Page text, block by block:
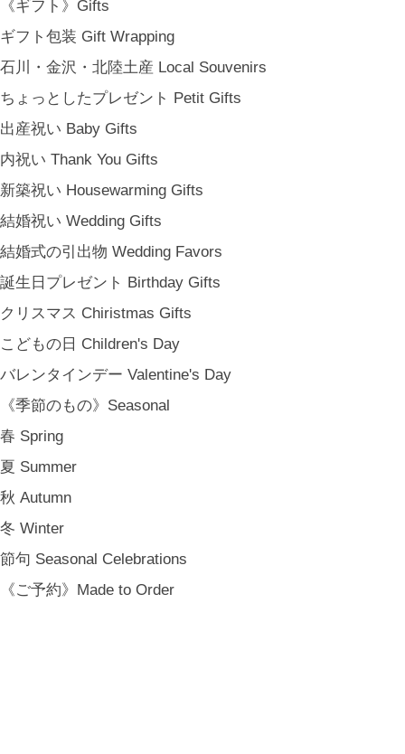
《ギフト》Gifts
ギフト包装 Gift Wrapping
石川・金沢・北陸土産 Local Souvenirs
ちょっとしたプレゼント Petit Gifts
出産祝い Baby Gifts
内祝い Thank You Gifts
新築祝い Housewarming Gifts
結婚祝い Wedding Gifts
結婚式の引出物 Wedding Favors
誕生日プレゼント Birthday Gifts
クリスマス Chiristmas Gifts
こどもの日 Children's Day
バレンタインデー Valentine's Day
《季節のもの》Seasonal
春 Spring
夏 Summer
秋 Autumn
冬 Winter
節句 Seasonal Celebrations
《ご予約》Made to Order
日常という大切な時間にそっと寄り添う品々をキュレート。それぞれの
美しさに、和と洋、OLD & NEW のインスピレーションを重ね、暮らし
カーサ・ルア] 石川県金沢市尾張町2-14-20 八百萬本舗 内 casa rua / A
RU / icca / icca nicca Home Page Production & Photos by rua., co. ltd
[ MENU ]
HOME
SHOPPING GUIDE
FAQ
BLOG
CONTACT
TOP
MY PAGE
[ MAIL MAGAZINE ]
登録
[ NOTICE ]
プライバシーポリシー
会員規約